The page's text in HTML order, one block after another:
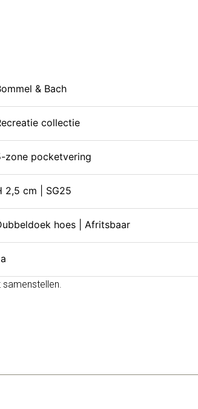
& Bach
collectie
zone pocketvering
2,5 cm | SG25
hoes | Afritsbaar